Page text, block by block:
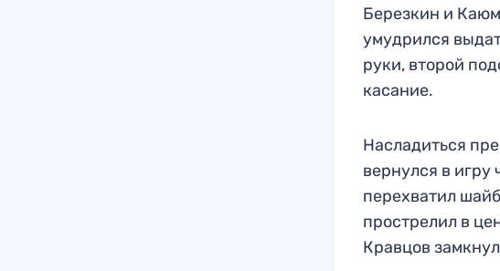
Березкин и
умудрился
руки, второй
касание.
Насладиться
вернулся в
перехватил
прострелил в
Кравцов